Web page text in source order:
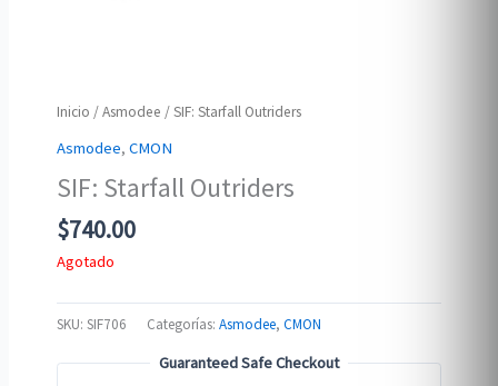
Inicio /Asmodee / SIF: Starfall Outriders
Asmodee,CMON
SIF: Starfall Outriders
$740.00
Agotado
SKU:SIF706 Categorías:Asmodee,CMON
Guaranteed Safe Checkout